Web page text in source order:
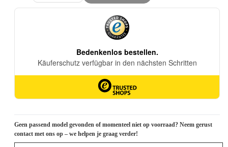
Geen passend model gevonden of momenteel niet op voorraad? Neem gerust
contact met ons op – we helpen je graag verder!